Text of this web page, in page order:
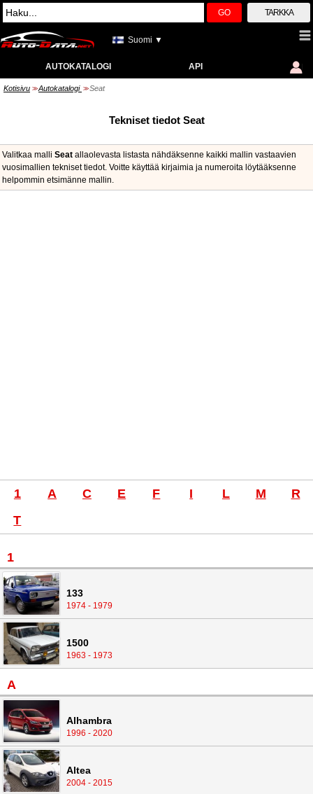
GO TARKKA
Suomi ▼
AUTOKATALOGI API
Kotisivu >> Autokatalogi >> Seat
Tekniset tiedot Seat
Valitkaa malli Seat allaolevasta listasta nähdäksenne kaikki mallin vastaavien
vuosimallien tekniset tiedot. Voitte käyttää kirjaimia ja numeroita löytääksenne
helpommin etsimänne mallin.
1 A C E F I L M
R
T
1
133
1974 - 1979
1500
1963 - 1973
A
Alhambra
1996 - 2020
Altea
2004 - 2015